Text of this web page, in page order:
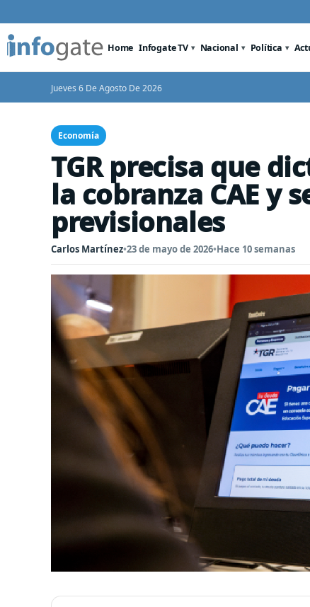
Home Infogate TV Nacional Política
Jueves 6 De Agosto De 2026
Economía
TGR precisa que
la cobranza CAE y
previsionales
Carlos Martínez•23 de mayo de 2026•Hace 10 semanas